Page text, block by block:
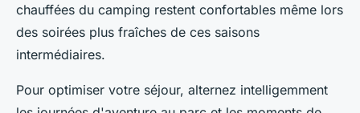
chauffées du camping restent confortables même lors
des soirées plus fraîches de ces saisons
intermédiaires.
Pour optimiser votre séjour, alternez intelligemment